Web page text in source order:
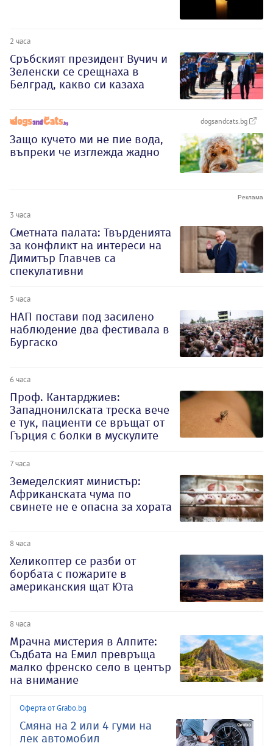
2 часа
Сръбският президент Вучич и
Зеленски се срещнаха в
Белград, какво си казаха
dogsandcats.bg
Защо кучето ми не пие вода,
въпреки че изглежда жадно
3 часа
Сметната палата: Твърденията
за конфликт на интереси на
Димитър Главчев са
спекулативни
5 часа
НАП постави под засилено
наблюдение два фестивала в
Бургаско
6 часа
Проф. Кантарджиев:
Западнонилската треска вече
е тук, пациенти се връщат от
Гърция с болки в мускулите
7 часа
Земеделският министър:
Африканската чума по
свинете не е опасна за хората
8 часа
Хеликоптер се разби от
борбата с пожарите в
американския щат Юта
8 часа
Мрачна мистерия в Алпите:
Съдбата на Емил превръща
малко френско село в център
на внимание
Оферта от Grabo.bg
Смяна на 2 или 4 гуми на
лек автомобил